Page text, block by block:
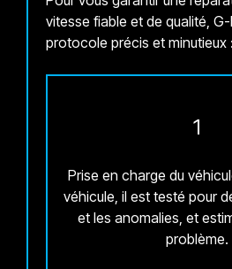
vitesse fiable et de qualité,
protocole précis et minutieux :
1
Prise en charge du
véhicule, il est testé pour
et les anomalies, et
problème.